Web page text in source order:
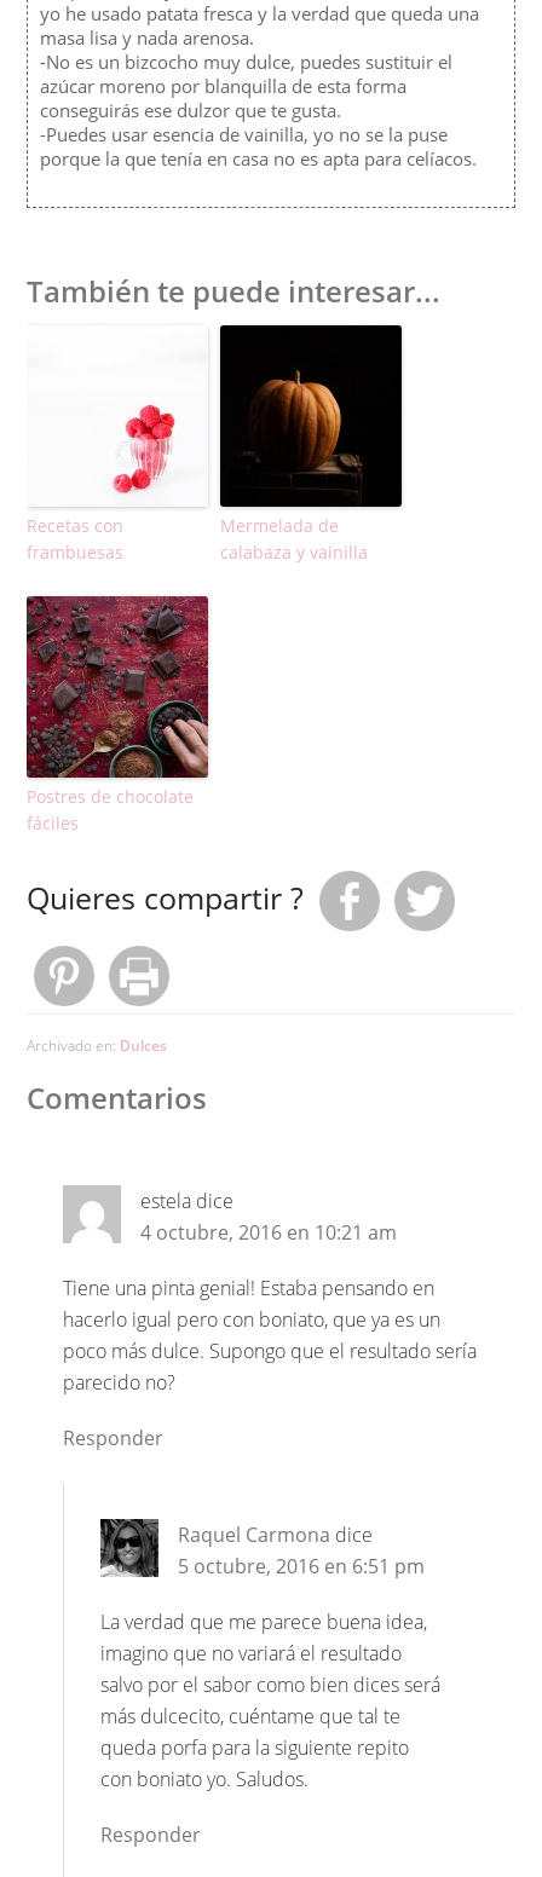
yo he usado patata fresca y la verdad que queda una
masa lisa y nada arenosa.
-No es un bizcocho muy dulce, puedes sustituir el
azúcar moreno por blanquilla de esta forma
conseguirás ese dulzor que te gusta.
-Puedes usar esencia de vainilla, yo no se la puse
porque la que tenía en casa no es apta para celíacos.
También te puede interesar...
Recetas con
frambuesas
Mermelada de
calabaza y vainilla
Postres de chocolate
fáciles
Quieres compartir ?
Archivado en: Dulces
Comentarios
estela dice
4 octubre, 2016 en 10:21 am
Tiene una pinta genial! Estaba pensando en
hacerlo igual pero con boniato, que ya es un
poco más dulce. Supongo que el resultado sería
parecido no?
Responder
Raquel Carmona dice
5 octubre, 2016 en 6:51 pm
La verdad que me parece buena idea,
imagino que no variará el resultado
salvo por el sabor como bien dices será
más dulcecito, cuéntame que tal te
queda porfa para la siguiente repito
con boniato yo. Saludos.
Responder